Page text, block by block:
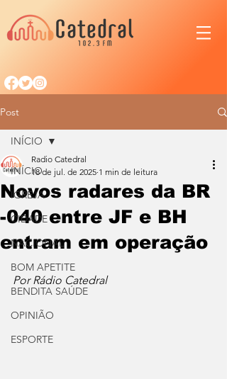
Post
INÍCIO
IGREJA
CIDADE
NACIONAL
BOM APETITE
BENDITA SAÚDE
OPINIÃO
ESPORTE
INÍCIO
Novos radares da BR
-040 entre JF e BH
entram em operação
Radio Catedral
18 de jul. de 2025 1 min de leitura
Por Rádio Catedral